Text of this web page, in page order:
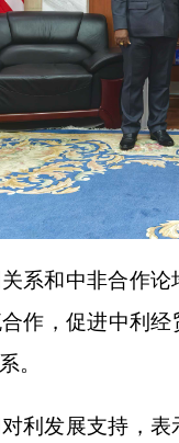
系和中非合作
作，促进中利
。
利发展支持，